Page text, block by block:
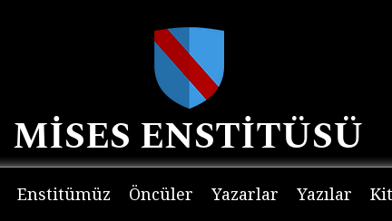
MİSES ENSTİTÜSÜ
Enstitümüz Öncüler Yazarlar Yazılar